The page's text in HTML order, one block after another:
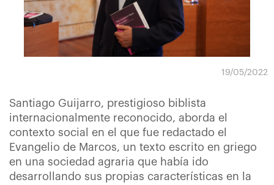
19/05/2022
Santiago Guijarro, prestigioso biblista
internacionalmente reconocido, aborda el
contexto social en el que fue redactado el
Evangelio de Marcos, un texto escrito en griego
en una sociedad agraria que había ido
desarrollando sus propias características en la